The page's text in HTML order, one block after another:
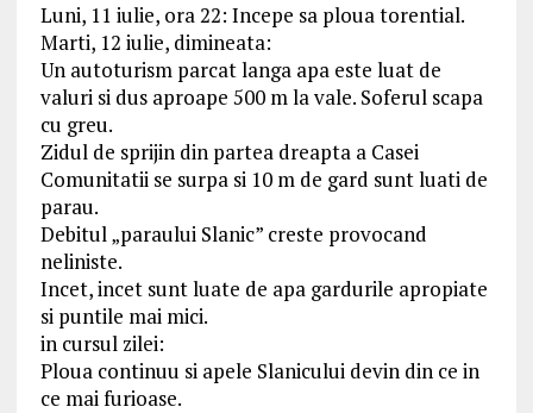
Luni, 11 iulie, ora 22: Incepe sa ploua torential.
Marti, 12 iulie, dimineata:
Un autoturism parcat langa apa este luat de
valuri si dus aproape 500 m la vale. Soferul scapa
cu greu.
Zidul de sprijin din partea dreapta a Casei
Comunitatii se surpa si 10 m de gard sunt luati de
parau.
Debitul „paraului Slanic” creste provocand
neliniste.
Incet, incet sunt luate de apa gardurile apropiate
si puntile mai mici.
in cursul zilei:
Ploua continuu si apele Slanicului devin din ce in
ce mai furioase.